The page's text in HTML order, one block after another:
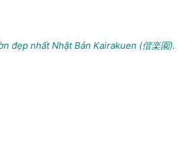
đẹp nhất Nhật Bản Kairakuen (偕楽園).